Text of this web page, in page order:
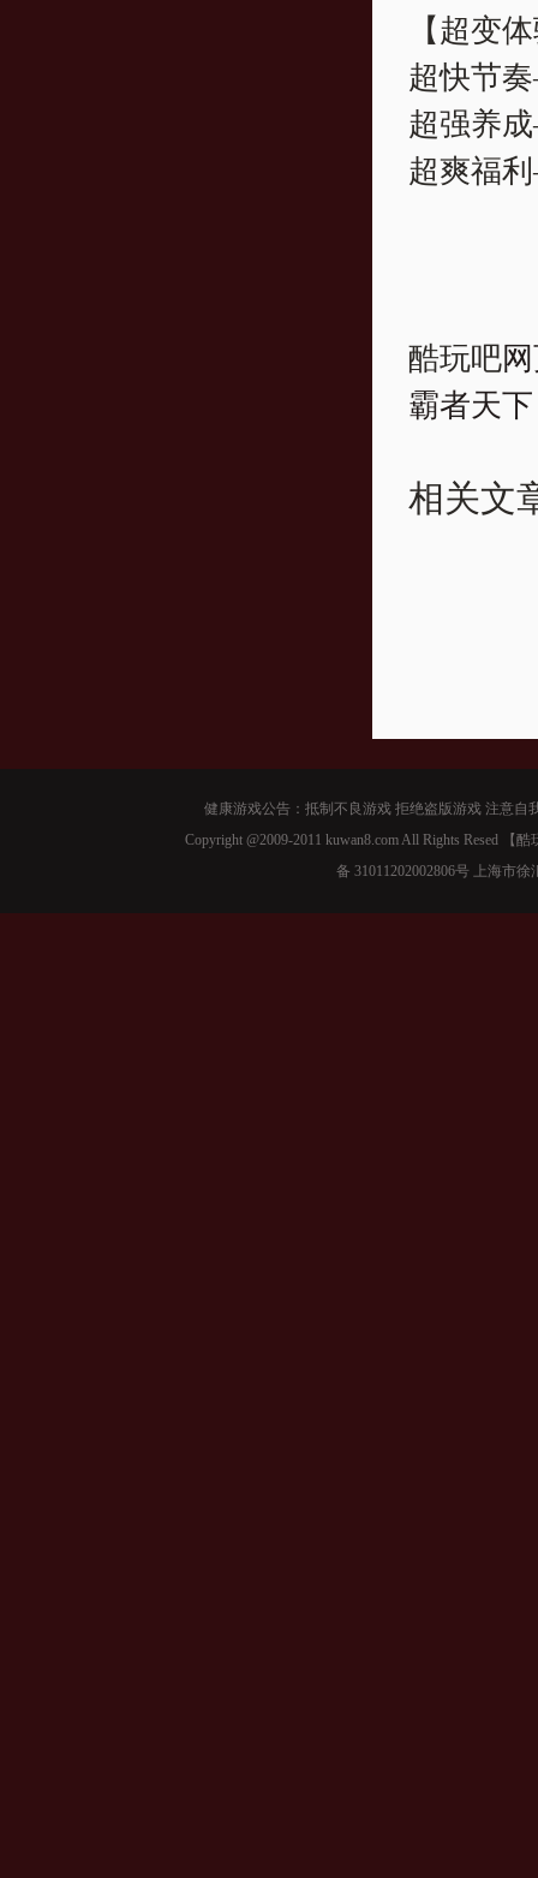
【超变
超快节
超强养
超爽福
酷玩吧
霸者天下
相关文
健康游戏公告：抵制不良游戏 拒绝盗版游戏 注意
Copyright @2009-2011 kuwan8.com All Rights Resed
备 31011202002806号 上海市